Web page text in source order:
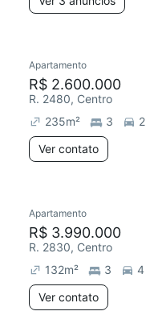
Apartamento
R$ 2.600.000
R. 2480, Centro
235m² 3
2
Ver contato
Apartamento
R$ 3.990.000
R. 2830, Centro
132m² 3
4
Ver contato